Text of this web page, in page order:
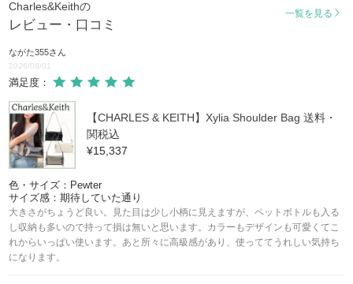
Charles&Keithの
レビュー・口コミ
一覧を見る
ながた355さん
2026/08/01
満足度：
【CHARLES & KEITH】Xylia Shoulder Bag 送料・
関税込
¥15,337
色・サイズ：Pewter
サイズ感：期待していた通り
大きさがちょうど良い。見た目は少し小柄に見えますが、ペットボトルも入る
し収納も多いので持って損は無いと思います。カラーもデザインも可愛くてこ
れからいっぱい使います。あと所々に高級感があり、使っててうれしい気持ち
になります。